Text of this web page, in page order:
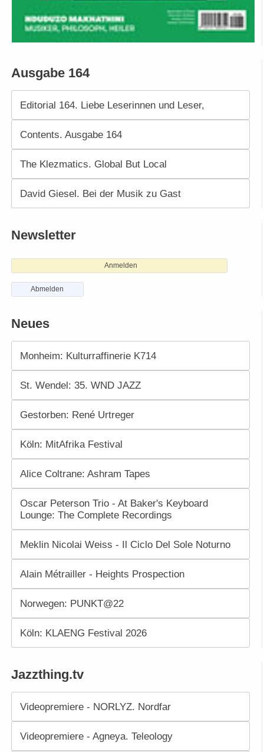
Ausgabe 164
Editorial 164. Liebe Leserinnen und Leser,
Contents. Ausgabe 164
The Klezmatics. Global But Local
David Giesel. Bei der Musik zu Gast
Newsletter
Anmelden
Abmelden
Neues
Monheim: Kulturraffinerie K714
St. Wendel: 35. WND JAZZ
Gestorben: René Urtreger
Köln: MitAfrika Festival
Alice Coltrane: Ashram Tapes
Oscar Peterson Trio - At Baker's Keyboard
Lounge: The Complete Recordings
Meklin Nicolai Weiss - Il Ciclo Del Sole Noturno
Alain Métrailler - Heights Prospection
Norwegen: PUNKT@22
Köln: KLAENG Festival 2026
Jazzthing.tv
Videopremiere - NORLYZ. Nordfar
Videopremiere - Agneya. Teleology